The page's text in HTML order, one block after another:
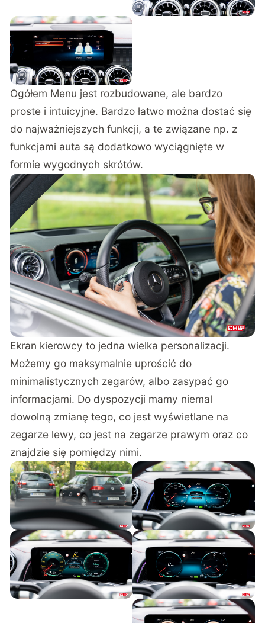
Ogółem Menu jest rozbudowane, ale bardzo
proste i intuicyjne. Bardzo łatwo można dostać się
do najważniejszych funkcji, a te związane np. z
funkcjami auta są dodatkowo wyciągnięte w
formie wygodnych skrótów.
Ekran kierowcy to jedna wielka personalizacji.
Możemy go maksymalnie uprościć do
minimalistycznych zegarów, albo zasypać go
informacjami. Do dyspozycji mamy niemal
dowolną zmianę tego, co jest wyświetlane na
zegarze lewy, co jest na zegarze prawym oraz co
znajdzie się pomiędzy nimi.